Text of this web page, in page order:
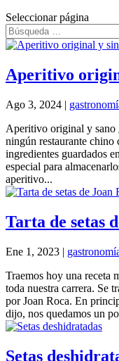
Seleccionar página
Aperitivo
Ago 3, 2024 |
Aperitivo original y sano
ningún restaurante chino
ingredientes guardados
especial para
aperitivo...
Tarta de setas
Ene 1, 2023 |
Traemos hoy una receta
toda nuestra carrera. Se
por Joan Roca. En
dijo, nos quedamos un
Setas